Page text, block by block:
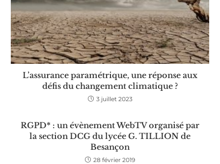
L’assurance paramétrique, une réponse aux
défis du changement climatique ?
3 juillet 2023
RGPD* : un évènement WebTV organisé par
la section DCG du lycée G. TILLION de
Besançon
28 février 2019